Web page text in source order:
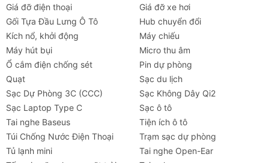
Giá đỡ điện thoại
Giá đỡ xe hơi
Gối Tựa Đầu Lưng Ô Tô
Hub chuyển đổi
Kích nổ, khởi động
Máy chiếu
Máy hút bụi
Micro thu âm
Ổ cắm điện chống sét
Pin dự phòng
Quạt
Sạc du lịch
Sạc Dự Phòng 3C (CCC)
Sạc Không Dây Qi2
Sạc Laptop Type C
Sạc ô tô
Tai nghe Baseus
Tiện ích ô tô
Túi Chống Nước Điện Thoại
Trạm sạc dự phòng
Tủ lạnh mini
Tai nghe Open-Ear